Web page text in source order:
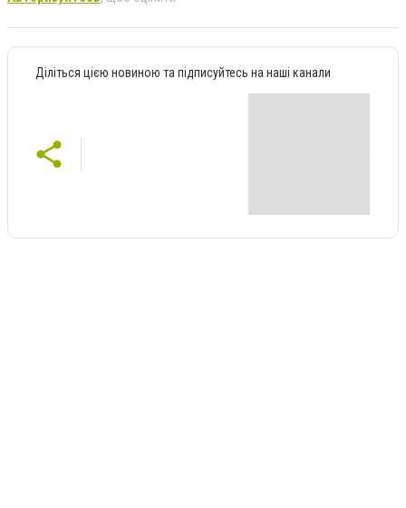
Діліться цією новиною та підписуйтесь на наші канали